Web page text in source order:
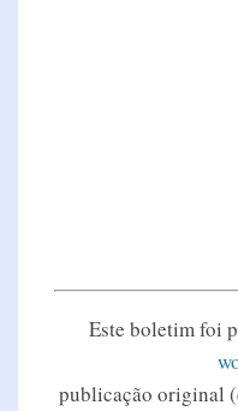
Este boletim foi
publicação original